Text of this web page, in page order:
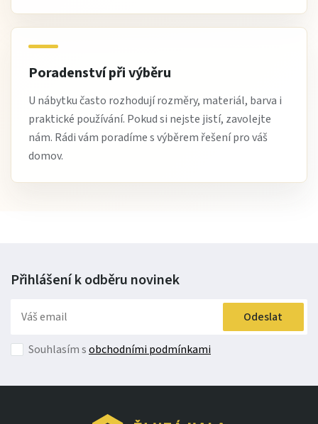
Poradenství při výběru
U nábytku často rozhodují rozměry, materiál, barva i
praktické používání. Pokud si nejste jistí, zavolejte
nám. Rádi vám poradíme s výběrem řešení pro váš
domov.
Přihlášení k odběru novinek
Odeslat
Souhlasím sobchodními podmínkami